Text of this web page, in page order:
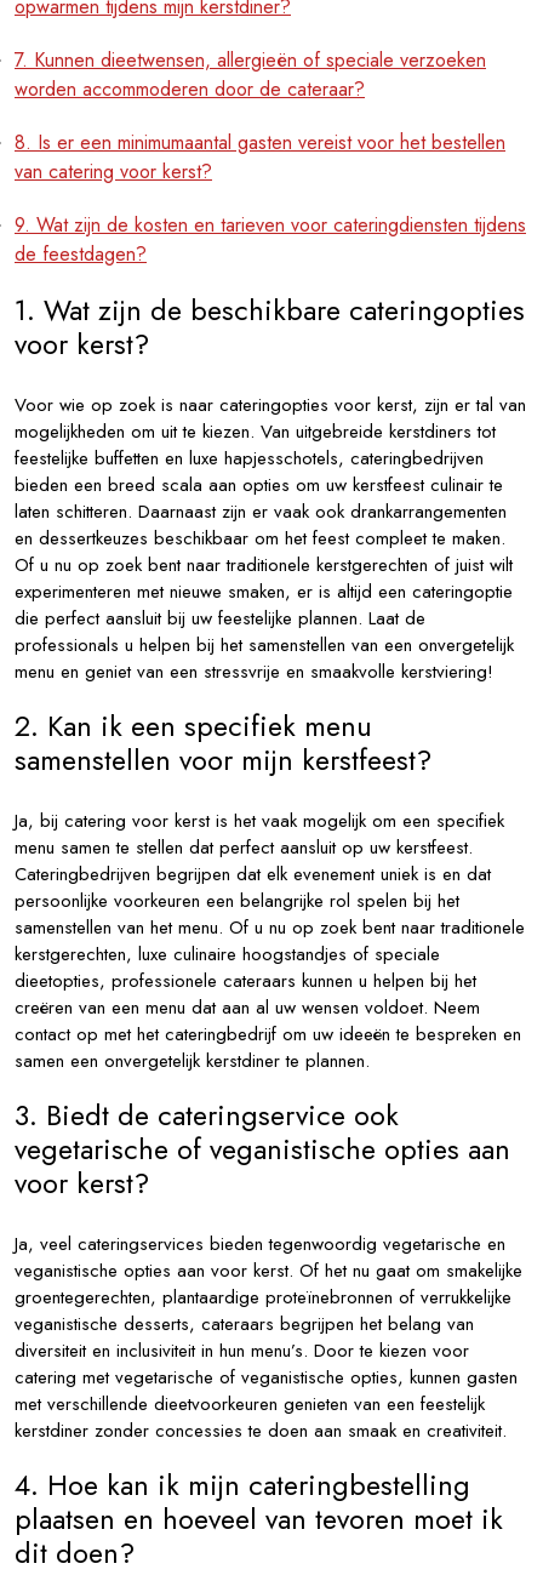
opwarmen tijdens mijn kerstdiner?
7. Kunnen dieetwensen, allergieën of speciale verzoeken
worden accommoderen door de cateraar?
8. Is er een minimumaantal gasten vereist voor het bestellen
van catering voor kerst?
9. Wat zijn de kosten en tarieven voor cateringdiensten tijdens
de feestdagen?
1. Wat zijn de beschikbare cateringopties
voor kerst?
Voor wie op zoek is naar cateringopties voor kerst, zijn er tal van
mogelijkheden om uit te kiezen. Van uitgebreide kerstdiners tot
feestelijke buffetten en luxe hapjesschotels, cateringbedrijven
bieden een breed scala aan opties om uw kerstfeest culinair te
laten schitteren. Daarnaast zijn er vaak ook drankarrangementen
en dessertkeuzes beschikbaar om het feest compleet te maken.
Of u nu op zoek bent naar traditionele kerstgerechten of juist wilt
experimenteren met nieuwe smaken, er is altijd een cateringoptie
die perfect aansluit bij uw feestelijke plannen. Laat de
professionals u helpen bij het samenstellen van een onvergetelijk
menu en geniet van een stressvrije en smaakvolle kerstviering!
2. Kan ik een specifiek menu
samenstellen voor mijn kerstfeest?
Ja, bij catering voor kerst is het vaak mogelijk om een specifiek
menu samen te stellen dat perfect aansluit op uw kerstfeest.
Cateringbedrijven begrijpen dat elk evenement uniek is en dat
persoonlijke voorkeuren een belangrijke rol spelen bij het
samenstellen van het menu. Of u nu op zoek bent naar traditionele
kerstgerechten, luxe culinaire hoogstandjes of speciale
dieetopties, professionele cateraars kunnen u helpen bij het
creëren van een menu dat aan al uw wensen voldoet. Neem
contact op met het cateringbedrijf om uw ideeën te bespreken en
samen een onvergetelijk kerstdiner te plannen.
3. Biedt de cateringservice ook
vegetarische of veganistische opties aan
voor kerst?
Ja, veel cateringservices bieden tegenwoordig vegetarische en
veganistische opties aan voor kerst. Of het nu gaat om smakelijke
groentegerechten, plantaardige proteïnebronnen of verrukkelijke
veganistische desserts, cateraars begrijpen het belang van
diversiteit en inclusiviteit in hun menu’s. Door te kiezen voor
catering met vegetarische of veganistische opties, kunnen gasten
met verschillende dieetvoorkeuren genieten van een feestelijk
kerstdiner zonder concessies te doen aan smaak en creativiteit.
4. Hoe kan ik mijn cateringbestelling
plaatsen en hoeveel van tevoren moet ik
dit doen?